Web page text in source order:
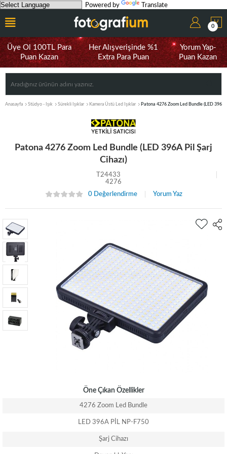
Powered by Translate
0
Üye Ol 100TL Para
Puan Kazan
Her Alışverişinde %1
Extra Para Puan
Yorum Yap-
Puan Kazan
Anasayfa Stüdyo - Işık Sürekli Işıklar Kamera Üstü Led Işıklar Patona 4276 Zoom Led Bundle (LED 396A
Patona 4276 Zoom Led Bundle (LED 396A Pil Şarj
Cihazı)
T24433
4276
0 Değerlendirme
Yorum Yaz
Öne Çıkan Özellikler
4276 Zoom Led Bundle
LED 396A PİL NP-F750
Şarj Cihazı